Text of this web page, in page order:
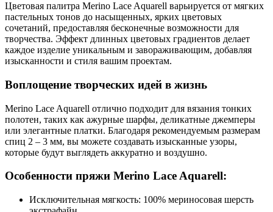
Цветовая палитра Merino Lace Aquarell варьируется от мягких
пастельных тонов до насыщенных, ярких цветовых
сочетаний, предоставляя бесконечные возможности для
творчества. Эффект длинных цветовых градиентов делает
каждое изделие уникальным и завораживающим, добавляя
изысканности и стиля вашим проектам.
Воплощение творческих идей в жизнь
Merino Lace Aquarell отлично подходит для вязания тонких
полотен, таких как ажурные шарфы, деликатные джемперы
или элегантные платки. Благодаря рекомендуемым размерам
спиц 2 – 3 мм, вы можете создавать изысканные узоры,
которые будут выглядеть аккуратно и воздушно.
Особенности пряжи Merino Lace Aquarell:
Исключительная мягкость: 100% мериносовая шерсть